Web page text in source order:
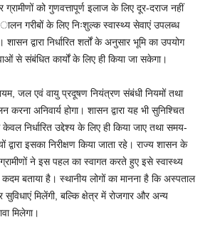
को गुणवत्तापूर्ण इलाज के लिए दूर-दराज नहीं
गरीबों के लिए निःशुल्क स्वास्थ्य सेवाएं उपलब्ध
द्वारा निर्धारित शर्तों के अनुसार भूमि का उपयोग
से संबंधित कार्यों के लिए ही किया जा सकेगा।
जल एवं वायु प्रदूषण नियंत्रण संबंधी नियमों तथा
करना अनिवार्य होगा। शासन द्वारा यह भी सुनिश्चित
निर्धारित उद्देश्य के लिए ही किया जाए तथा समय-
इसका निरीक्षण किया जाता रहे। राज्य शासन के
ने इस पहल का स्वागत करते हुए इसे स्वास्थ्य
बताया है। स्थानीय लोगों का मानना है कि अस्पताल
मिलेंगी, बल्कि क्षेत्र में रोजगार और अन्य
मिलेगा।